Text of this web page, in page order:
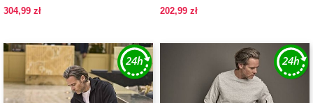
304,99 zł
202,99 zł